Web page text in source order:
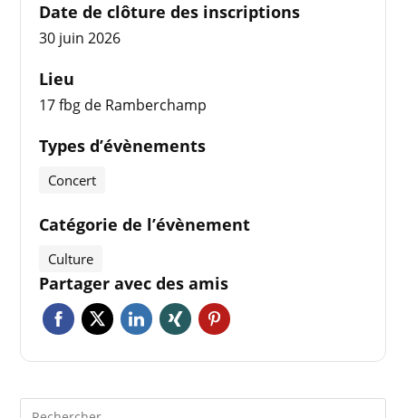
Date de clôture des inscriptions
30 juin 2026
Lieu
17 fbg de Ramberchamp
Types d’évènements
Concert
Catégorie de l’évènement
Culture
Partager avec des amis